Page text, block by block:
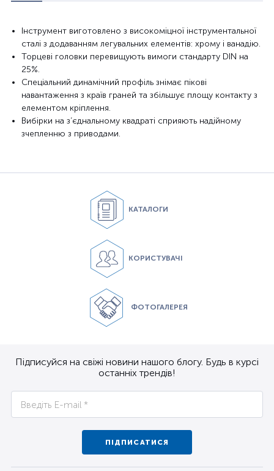
Інструмент виготовлено з високоміцної інструментальної
сталі з додаванням легувальних елементів: хрому і ванадію.
Торцеві головки перевищують вимоги стандарту DIN на
25%.
Спеціальний динамічний профіль знімає пікові
навантаження з країв граней та збільшує площу контакту з
елементом кріплення.
Вибірки на з’єднальному квадраті сприяють надійному
зчепленню з приводами.
КАТАЛОГИ
КОРИСТУВАЧІ
ФОТОГАЛЕРЕЯ
Підписуйся на свіжі новини нашого блогу. Будь в курсі
останніх трендів!
ПІДПИСАТИСЯ